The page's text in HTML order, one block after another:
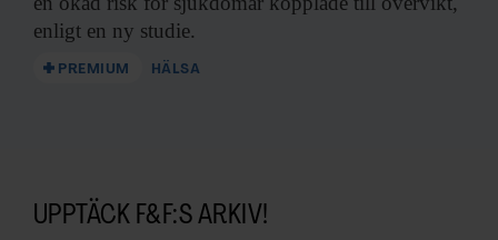
enligt en ny studie.
PREMIUM HÄLSA
UPPTÄCK F&F:S ARKIV!